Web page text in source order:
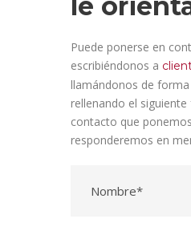
le
Puede ponerse en
escribiéndonos a
llamándonos de
rellenando el
contacto que
responderemos en